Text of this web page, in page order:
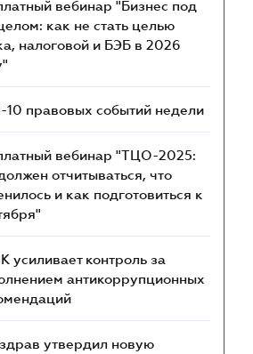
вебинар "Бизнес под
как не стать целью
налоговой и БЭБ в 2026
правовых событий недели
вебинар "ТЦО-2025:
отчитываться, что
и как подготовиться к
усиливает контроль за
антикоррупционных
утвердил новую